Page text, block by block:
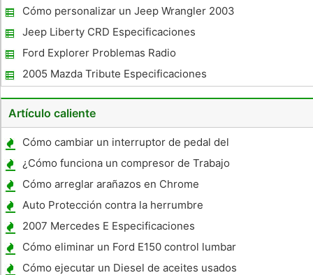
Cómo personalizar un Jeep Wrangler 2003
Jeep Liberty CRD Especificaciones
Ford Explorer Problemas Radio
2005 Mazda Tribute Especificaciones
Artículo caliente
Cómo cambiar un interruptor de pedal del
freno
¿Cómo funciona un compresor de Trabajo
del Aire Acondicionado en un Pontiac ?
Cómo arreglar arañazos en Chrome
Bumpers
Auto Protección contra la herrumbre
2007 Mercedes E Especificaciones
Cómo eliminar un Ford E150 control lumbar
Cómo ejecutar un Diesel de aceites usados ​​